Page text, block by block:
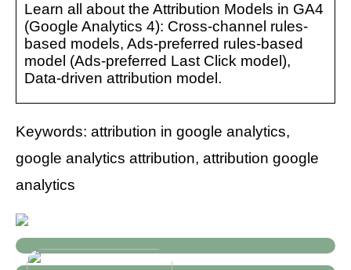
Learn all about the Attribution Models in GA4
(Google Analytics 4): Cross-channel rules-
based models, Ads-preferred rules-based
model (Ads-preferred Last Click model),
Data-driven attribution model.
Keywords: attribution in google analytics,
google analytics attribution, attribution google
analytics